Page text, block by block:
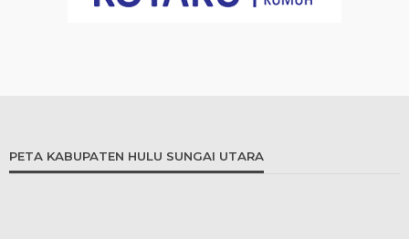
PETA KABUPATEN HULU SUNGAI UTARA